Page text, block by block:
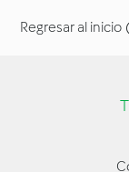
Regresar al inicio